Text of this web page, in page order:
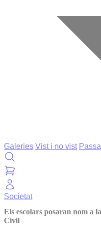
Galeries Vist i no vist
Societat
Els escolars posaran nom a
Civil